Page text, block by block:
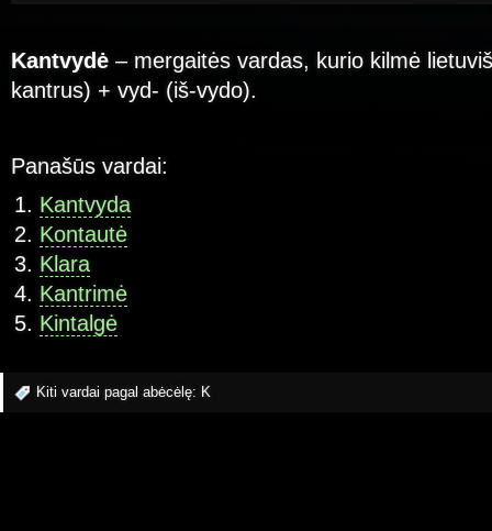
Kantvydė – mergaitės vardas, kurio kilmė
kantrus) + vyd- (iš-vydo).
Panašūs vardai:
Kantvyda
Kontautė
Klara
Kantrimė
Kintalgė
Kiti vardai pagal abėcėlę: K